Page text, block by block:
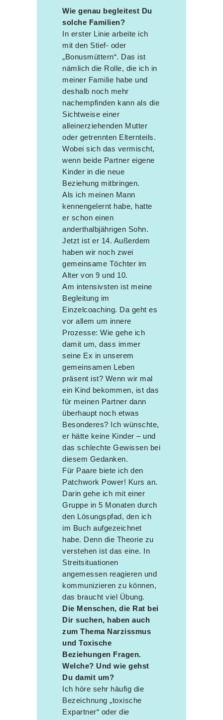
Wie genau begleitest Du
solche Familien?
In erster Linie arbeite ich
mit den Stief- oder
„Bonusmüttern“. Das ist
nämlich die Rolle, die ich in
meiner Familie habe und
deshalb noch mehr
nachempfinden kann als die
Sichtweise einer
alleinerziehenden Mutter
oder getrennten Elternteils.
Wobei sich das vermischt,
wenn beide Partner eigene
Kinder in die neue
Beziehung mitbringen.
Als ich meinen Mann
kennengelernt habe, hatte
er schon einen
anderthalbjährigen Sohn.
Jetzt ist er 14. Außerdem
haben wir noch zwei
gemeinsame Töchter im
Alter von 9 und 10.
Am intensivsten ist meine
Begleitung im
Einzelcoaching. Da geht es
vor allem um innere
Prozesse: Wie gehe ich
damit um, dass immer
seine Ex in unserem
gemeinsamen Leben
präsent ist? Wenn wir mal
ein Kind bekommen, ist das
für meinen Partner dann
überhaupt noch etwas
Besonderes? Ich wünschte,
er hätte keine Kinder – und
das schlechte Gewissen bei
diesem Gedanken.
Für Paare biete ich den
Patchwork Power! Kurs an.
Darin gehe ich mit einer
Gruppe in 5 Monaten durch
den Lösungspfad, den ich
im Buch aufgezeichnet
habe. Denn die Theorie zu
verstehen ist das eine. In
Streitsituationen
angemessen reagieren und
kommunizieren zu können,
das braucht viel Übung.
Die Menschen, die Rat bei
Dir suchen, haben auch
zum Thema Narzissmus
und Toxische
Beziehungen Fragen.
Welche? Und wie gehst
Du damit um?
Ich höre sehr häufig die
Bezeichnung „toxische
Expartner“ oder die